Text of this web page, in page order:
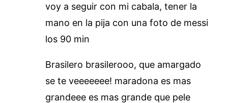
voy a seguir con mi cabala, tener la
mano en la pija con una foto de messi
los 90 min
Brasilero brasilerooo, que amargado
se te veeeeeee! maradona es mas
grandeee es mas grande que pele